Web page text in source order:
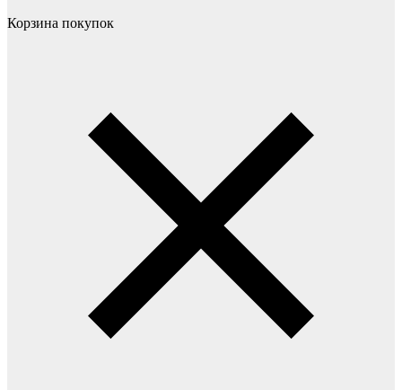
Корзина покупок